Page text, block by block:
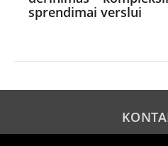
sprendimai verslui